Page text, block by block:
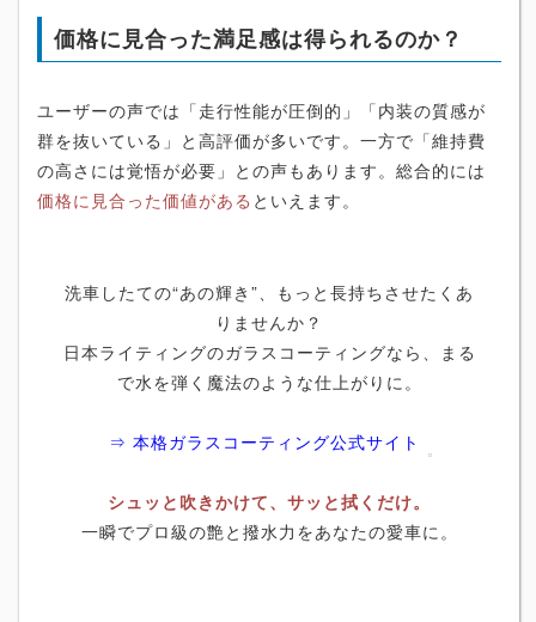
価格に見合った満足感は得られるのか？
ユーザーの声では「走行性能が圧倒的」「内装の質感が
群を抜いている」と高評価が多いです。一方で「維持費
の高さには覚悟が必要」との声もあります。総合的には
価格に見合った価値がある といえます。
洗車したての“あの輝き”、もっと長持ちさせたくあ
りませんか？
日本ライティングのガラスコーティングなら、まる
で水を弾く魔法のような仕上がりに。
⇒ 本格ガラスコーティング公式サイト
シュッと吹きかけて、サッと拭くだけ。
一瞬でプロ級の艶と撥水力をあなたの愛車に。